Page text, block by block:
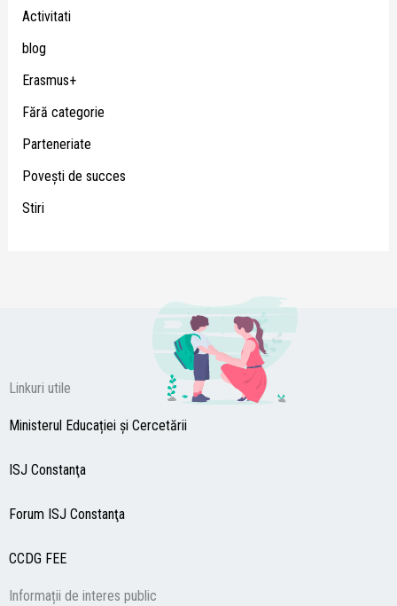
Activitati
blog
Erasmus+
Fără categorie
Parteneriate
Poveşti de succes
Stiri
Linkuri utile
Ministerul Educației și Cercetării
ISJ Constanţa
Forum ISJ Constanţa
CCDG FEE
Informații de interes public